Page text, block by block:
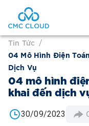
Tin Tức /
04 Mô Hình Điện
Dịch Vụ
04 mô hình
khai đến dịch
30/09/2023